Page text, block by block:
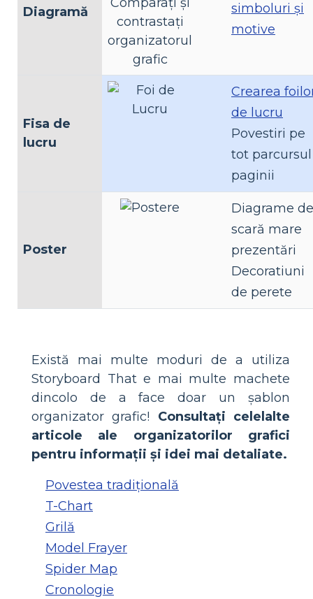
Diagramă
simboluri și
motive
Fisa de
lucru
Crearea
de lucru
Povestiri pe
tot parcursul
paginii
Poster
Diagrame de
scară mare
prezentări
Decoratiuni
de perete
Există mai multe moduri de a utiliza
Storyboard That e mai multe machete
dincolo de a face doar un șablon
organizator grafic! Consultați celelalte
articole ale organizatorilor grafici
pentru informații și idei mai detaliate.
Povestea tradițională
T-Chart
Grilă
Model Frayer
Spider Map
Cronologie